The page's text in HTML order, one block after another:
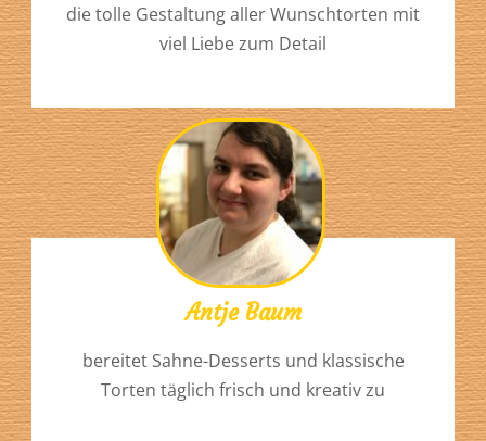
die tolle Gestaltung aller Wunschtorten mit
viel Liebe zum Detail
Antje Baum
bereitet Sahne-Desserts und klassische
Torten täglich frisch und kreativ zu